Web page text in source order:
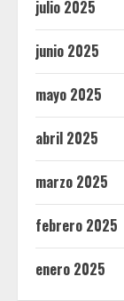
julio 2025
junio 2025
mayo 2025
abril 2025
marzo 2025
febrero 2025
enero 2025